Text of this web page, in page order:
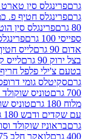
טארט וליים 110 גרם
פ. כמהין פירה 80 גרם
סין הוט אנד ספייסי 110
פרינגלס סין ברביקיו
לייס חטיף צ'יפס סטייק
לייס קרקר עוגת ירקות
חריף 90 גרם
דרופס פירות 50 גרם
שוקולד חלב 180 גרם
טוניס שוקולד חלב עם
180 גרם
וסוכריות 200 גרם
חלב 175 גרם